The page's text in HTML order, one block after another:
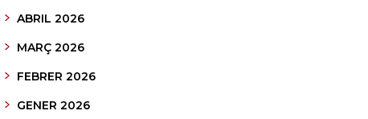
ABRIL 2026
MARÇ 2026
FEBRER 2026
GENER 2026